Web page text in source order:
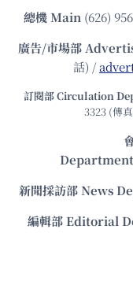
總機Main (626)
廣告/市場部
話) /
訂閱部 Circulation
3323 (傳
Department
新聞採訪部 News
編輯部 Editorial